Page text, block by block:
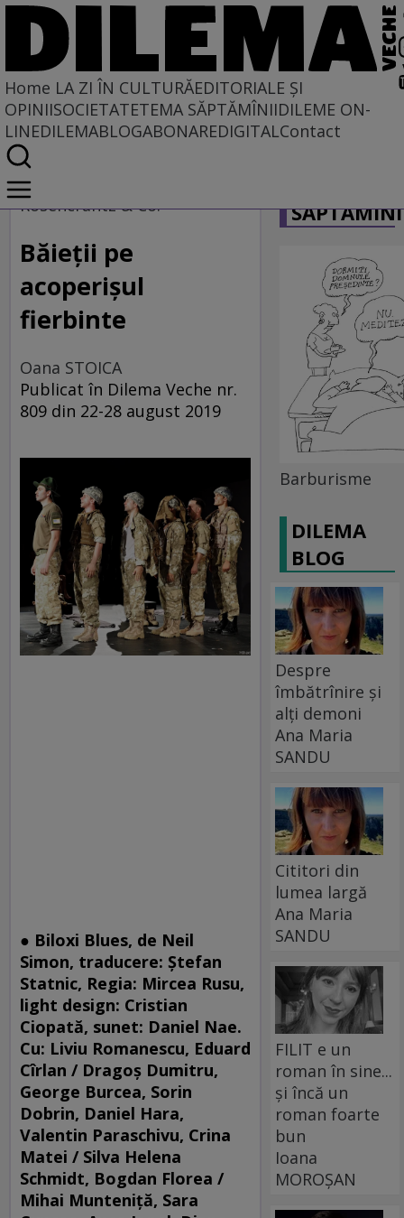
Home LA ZI ÎN CULTURĂEDITORIALE ȘI
OPINIISOCIETATETEMA SĂPTĂMÎNIIDILEME ON-
LINEDILEMABLOGABONAREDIGITALContact
Home
La zi în cultură
Rosencrantz & Co.
Băieţii pe
acoperişul
fierbinte
Oana STOICA
Publicat în Dilema Veche nr.
809 din 22-28 august 2019
● Biloxi Blues, de Neil
Simon, traducere: Ştefan
Statnic, Regia: Mircea Rusu,
light design: Cristian
Ciopată, sunet: Daniel Nae.
Cu: Liviu Romanescu, Eduard
Cîrlan / Dragoş Dumitru,
George Burcea, Sorin
Dobrin, Daniel Hara,
Valentin Paraschivu, Crina
Matei / Silva Helena
Schmidt, Bogdan Florea /
Mihai Munteniţă, Sara
Barburisme
DILEMA
BLOG
Despre
îmbătrînire și
alți demoni
Ana Maria
SANDU
Cititori din
lumea largă
Ana Maria
SANDU
FILIT e un
roman în sine...
și încă un
roman foarte
bun
Ioana
MOROȘAN